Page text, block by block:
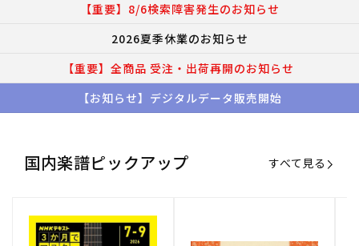
【重要】8/6検索障害発生のお知らせ
2026夏季休業のお知らせ
【重要】全商品 受注・出荷再開のお知らせ
【お知らせ】デジタルデータ販売開始
国内楽譜ピックアップ すべて見る